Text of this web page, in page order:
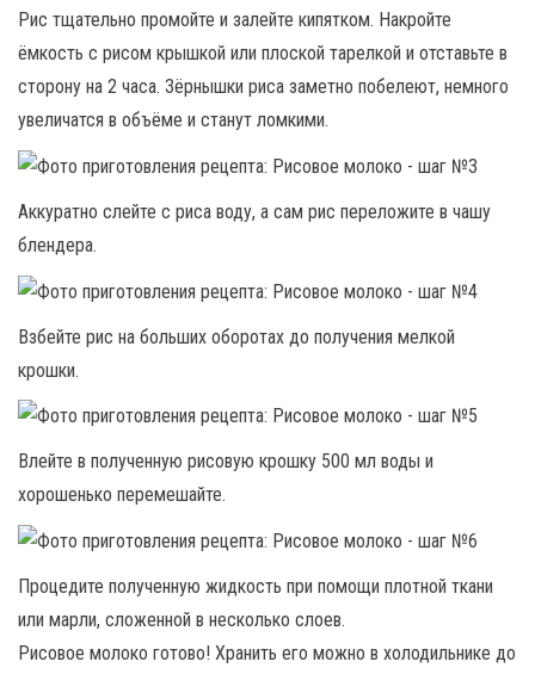
Рис тщательно промойте и залейте кипятком. Накройте
ёмкость с рисом крышкой или плоской тарелкой и отставьте в
сторону на 2 часа. Зёрнышки риса заметно побелеют, немного
увеличатся в объёме и станут ломкими.
Аккуратно слейте с риса воду, а сам рис переложите в чашу
блендера.
Взбейте рис на больших оборотах до получения мелкой
крошки.
Влейте в полученную рисовую крошку 500 мл воды и
хорошенько перемешайте.
Процедите полученную жидкость при помощи плотной ткани
или марли, сложенной в несколько слоев.
Рисовое молоко готово! Хранить его можно в холодильнике до